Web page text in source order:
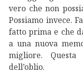
vero che non
Possiamo invece.
fatto prima e che
a una nuova
migliore.
dell’oblio.